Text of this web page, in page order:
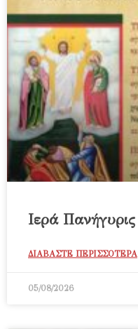
Ιερά Πανήγυρις
ΔΙΑΒΑΣΤΕ ΠΕΡΙΣΣΟΤΕΡΑ
05/08/2026